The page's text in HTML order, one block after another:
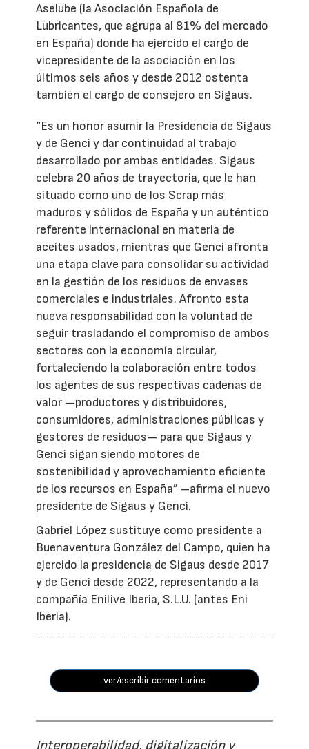
Aselube (la Asociación Española de
Lubricantes, que agrupa al 81% del mercado
en España) donde ha ejercido el cargo de
vicepresidente de la asociación en los
últimos seis años y desde 2012 ostenta
también el cargo de consejero en Sigaus.
“Es un honor asumir la Presidencia de Sigaus
y de Genci y dar continuidad al trabajo
desarrollado por ambas entidades. Sigaus
celebra 20 años de trayectoria, que le han
situado como uno de los Scrap más
maduros y sólidos de España y un auténtico
referente internacional en materia de
aceites usados, mientras que Genci afronta
una etapa clave para consolidar su actividad
en la gestión de los residuos de envases
comerciales e industriales. Afronto esta
nueva responsabilidad con la voluntad de
seguir trasladando el compromiso de ambos
sectores con la economía circular,
fortaleciendo la colaboración entre todos
los agentes de sus respectivas cadenas de
valor —productores y distribuidores,
consumidores, administraciones públicas y
gestores de residuos— para que Sigaus y
Genci sigan siendo motores de
sostenibilidad y aprovechamiento eficiente
de los recursos en España” –afirma el nuevo
presidente de Sigaus y Genci.
Gabriel López sustituye como presidente a
Buenaventura González del Campo, quien ha
ejercido la presidencia de Sigaus desde 2017
y de Genci desde 2022, representando a la
compañía Enilive Iberia, S.L.U. (antes Eni
Iberia).
ver/escribir comentarios
Interoperabilidad, digitalización y